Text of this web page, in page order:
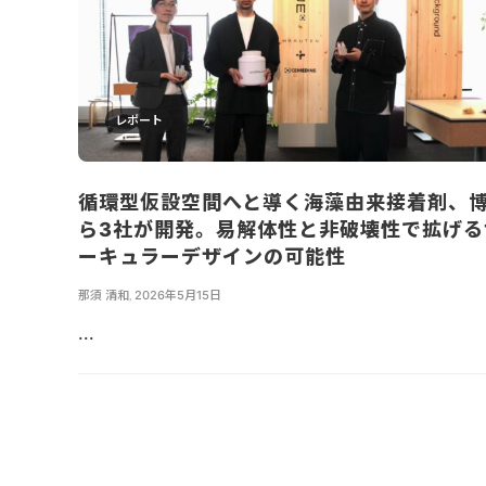
レポート
循環型仮設空間へと導く海藻由来接着剤、
ら3社が開発。易解体性と非破壊性で拡げ
ーキュラーデザインの可能性
那須 清和, 2026年5月15日
...